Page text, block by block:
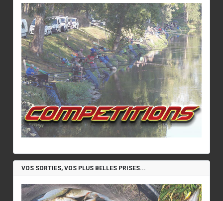
VOS SORTIES, VOS PLUS BELLES PRISES...